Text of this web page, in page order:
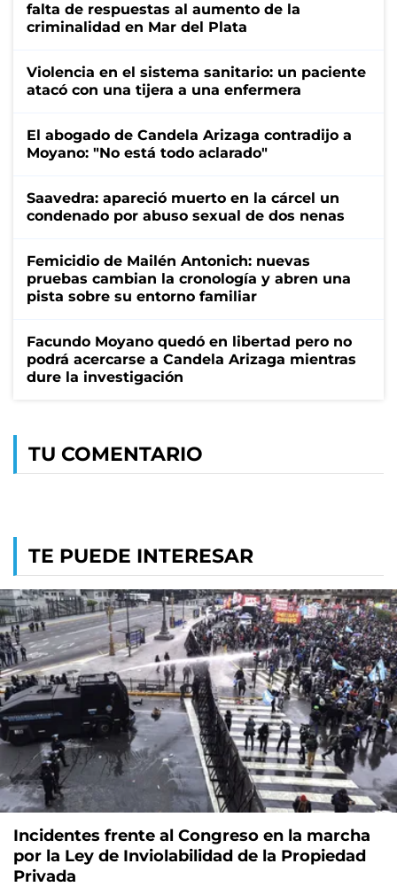
falta de respuestas al aumento de la
criminalidad en Mar del Plata
Violencia en el sistema sanitario: un paciente
atacó con una tijera a una enfermera
El abogado de Candela Arizaga contradijo a
Moyano: "No está todo aclarado"
Saavedra: apareció muerto en la cárcel un
condenado por abuso sexual de dos nenas
Femicidio de Mailén Antonich: nuevas
pruebas cambian la cronología y abren una
pista sobre su entorno familiar
Facundo Moyano quedó en libertad pero no
podrá acercarse a Candela Arizaga mientras
dure la investigación
TU COMENTARIO
TE PUEDE INTERESAR
Incidentes frente al Congreso en la marcha
por la Ley de Inviolabilidad de la Propiedad
Privada